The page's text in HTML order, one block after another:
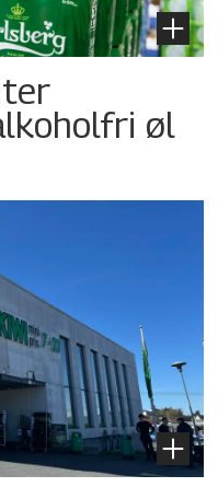
øl